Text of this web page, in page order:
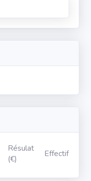
Résulat
(€)
Effectif